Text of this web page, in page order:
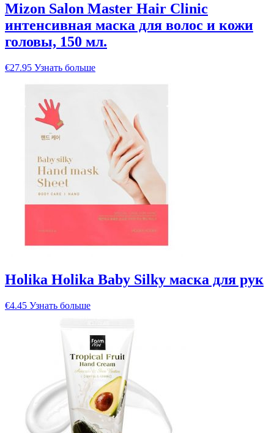
Mizon Salon Master Hair Clinic
интенсивная маска для волос и кожи
головы, 150 мл.
€27.95 Узнать больше
Holika Holika Baby Silky маска для рук
€4.45 Узнать больше